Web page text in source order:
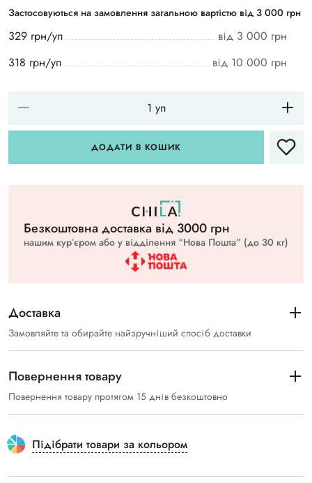
Застосовуються на замовлення загальною вартістю від 3 000 грн
329 грн/уп
від 3 000 грн
318 грн/уп
від 10 000 грн
ДОДАТИ В КОШИК
Безкоштовна доставка вiд 3000 грн
нашим курʼєром або у відділення “Нова Пошта” (до 30 кг)
Доставка
Замовляйте та обирайте найзручніший спосіб доставки
Повернення товару
Повернення товару протягом 15 днів безкоштовно
Підібрати товари за кольором